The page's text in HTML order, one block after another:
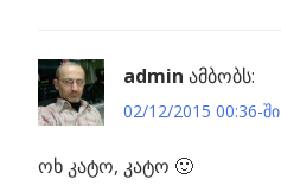
admin ამბობს:
02/12/2015 00:36-ში
ოხ კატო, კატო 🙂